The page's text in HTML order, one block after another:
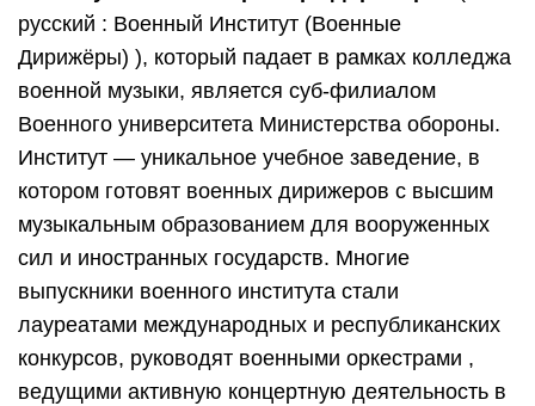
русский : Военный Институт (Военные
Дирижёры) ), который падает в рамках колледжа
военной музыки, является суб-филиалом
Военного университета Министерства обороны.
Институт — уникальное учебное заведение, в
котором готовят военных дирижеров с высшим
музыкальным образованием для вооруженных
сил и иностранных государств. Многие
выпускники военного института стали
лауреатами международных и республиканских
конкурсов, руководят военными оркестрами ,
ведущими активную концертную деятельность в